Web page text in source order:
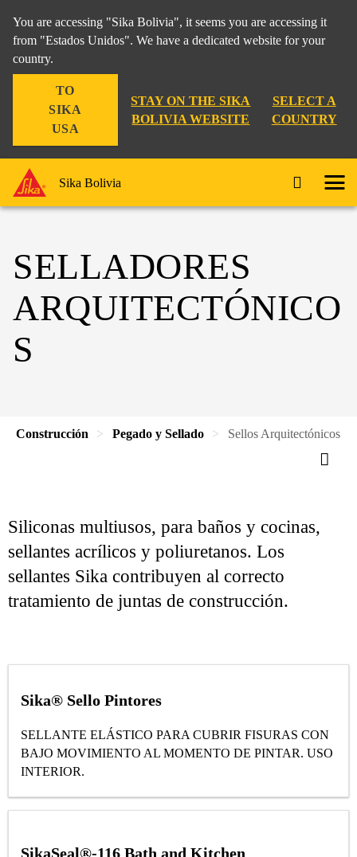
You are accessing "Sika Bolivia", it seems you are accessing it
from "Estados Unidos". We have a dedicated website for your
country.
TO
SIKA
USA
STAY ON THE SIKA
BOLIVIA WEBSITE
SELECT A
COUNTRY
Sika Bolivia
SELLADORES
ARQUITECTÓNICO
S
Construcción Pegado y Sellado Sellos Arquitectónicos
Siliconas multiusos, para baños y cocinas,
sellantes acrílicos y poliuretanos. Los
sellantes Sika contribuyen al correcto
tratamiento de juntas de construcción.
Sika® Sello Pintores
SELLANTE ELÁSTICO PARA CUBRIR FISURAS CON
BAJO MOVIMIENTO AL MOMENTO DE PINTAR. USO
INTERIOR.
SikaSeal®-116 Bath and Kitchen